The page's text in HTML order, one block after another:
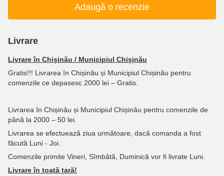
Adaugă o recenzie
Livrare
Livrare în Chișinău / Municipiul Chișinău
Gratis!!! Livrarea în Chișinău și Municipiul Chișinău pentru
comenzile ce depasesc 2000 lei – Gratis.
Livrarea în Chișinău și Municipiul Chișinău pentru comenzile de
până la 2000 – 50 lei.
Livrarea se efectuează ziua următoare, dacă comanda a fost
făcută Luni - Joi.
Comenzile primite Vineri, Sîmbătă, Duminică vor fi livrate Luni.
Livrare în toată țară!